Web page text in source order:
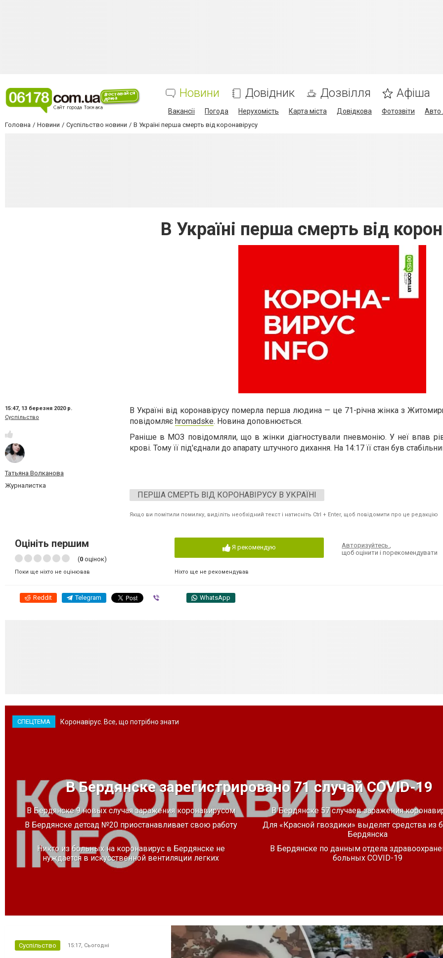
Новини Довідник Дозвілля Афіша
Вакансії Погода Нерухомість Карта міста Довідкова Фотозвіти Авто
Головна Новини Суспільство новини В Україні перша смерть від коронавірусу
В Україні перша смерть від
15:47, 13 березня 2020 р.
Суспільство
Татьяна Волканова
Журналистка
В Україні від коронавірусу померла перша людина — це 71-річна жінка з
повідомляє hromadske. Новина доповнюється.
Раніше в МОЗ повідомляли, що в жінки діагностували пневмонію. У неї впав
крові. Тому її під'єднали до апарату штучного дихання. На 14:17 її стан був
ПЕРША СМЕРТЬ ВІД КОРОНАВІРУСУ В УКРАЇНІ
Якщо ви помітили помилку, виділіть необхідний текст і натисніть Ctrl + Enter, щоб повідомити про це редакцію
Оцініть першим
(0 оцінок)
Поки ще ніхто не оцінював
Я рекомендую
Ніхто ще не рекомендував
Авторизуйтесь,
щоб оцінити і порекомендувати
Reddit Telegram WhatsApp
СПЕЦТЕМА Коронавірус. Все, що потрібно знати
В Бердянске зарегистрировано 71 случай COVID-19
В Бердянске 9 новых случая заражения коронавирусом
В Бердянске 57 случаев заражения
В Бердянске детсад №20 приостанавливает свою работу
Для «Красной гвоздики» выделят средства из
Бердянска
Никто из больных на коронавирус в Бердянске не
нуждается в искусственной вентиляции легких
В Бердянске по данным отдела
больных COVID-19
Суспільство 15:17, Сьогодні